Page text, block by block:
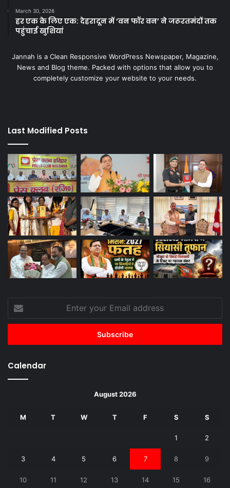
March 30, 2026
हर एक के लिए एक: देहरादून में ‘वन फॉर वन’ ने जरूरतमंदों तक
पहुंचाई खुशियां
Jannah is a Clean Responsive WordPress Newspaper, Magazine,
News and Blog theme. Packed with options that allow you to
completely customize your website to your needs.
Last Modified Posts
Enter
your
Email
Calendar
August 2026
M T W T F S S
1 2
3 4 5 6 7 8 9
10 11 12 13 14 15 16